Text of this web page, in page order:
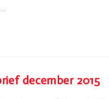
december 2015